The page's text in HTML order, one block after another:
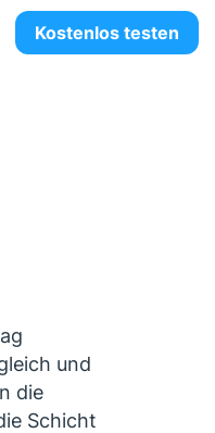
Kostenlos testen
und
die
Schicht